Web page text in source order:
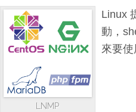
LNMP
Linux
動，
來要使